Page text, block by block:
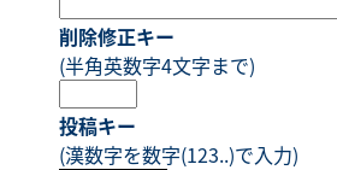
削除修正キー
(半角英数字4文字まで)
投稿キー
(漢数字を数字(123..)で入力)